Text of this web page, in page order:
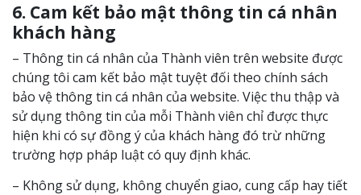
6. Cam kết bảo mật thông tin cá nhân
khách hàng
– Thông tin cá nhân của Thành viên trên website được
chúng tôi cam kết bảo mật tuyệt đối theo chính sách
bảo vệ thông tin cá nhân của website. Việc thu thập và
sử dụng thông tin của mỗi Thành viên chỉ được thực
hiện khi có sự đồng ý của khách hàng đó trừ những
trường hợp pháp luật có quy định khác.
– Không sử dụng, không chuyển giao, cung cấp hay tiết